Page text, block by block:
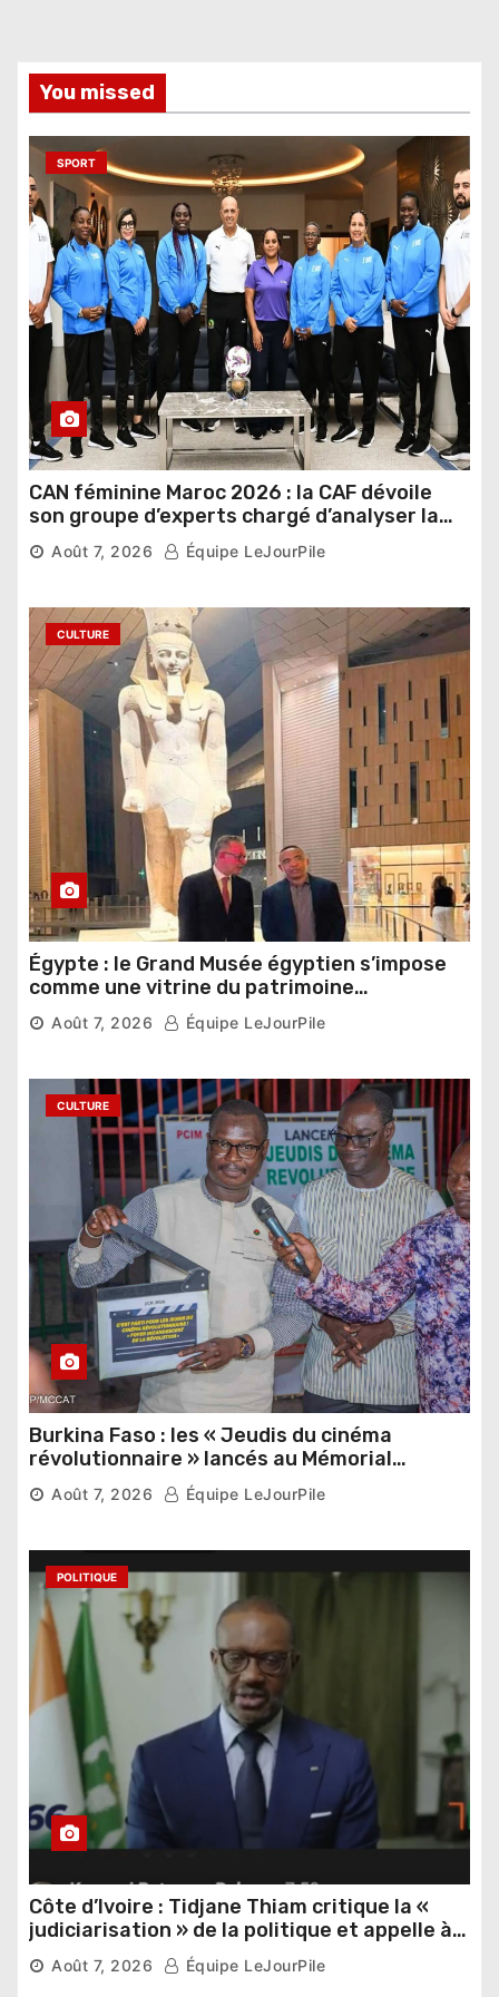
You missed
SPORT
CAN féminine Maroc 2026 : la CAF dévoile
son groupe d’experts chargé d’analyser la
compétition
Août 7, 2026 Équipe LeJourPile
CULTURE
Égypte : le Grand Musée égyptien s’impose
comme une vitrine du patrimoine
pharaonique auprès des dirigeants
étrangers
Août 7, 2026 Équipe LeJourPile
CULTURE
Burkina Faso : les « Jeudis du cinéma
révolutionnaire » lancés au Mémorial
Thomas Sankara
Août 7, 2026 Équipe LeJourPile
POLITIQUE
Côte d’Ivoire : Tidjane Thiam critique la «
judiciarisation » de la politique et appelle à
poursuivre l’apaisement
Août 7, 2026 Équipe LeJourPile